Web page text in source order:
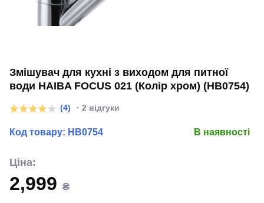
Змішувач для кухні з виходом для питної
води HAIBA FOCUS 021 (Колір хром) (HB0754)
(4) · 2 відгуки
Код товару: HB0754 В наявності
Ціна:
2,999 ₴